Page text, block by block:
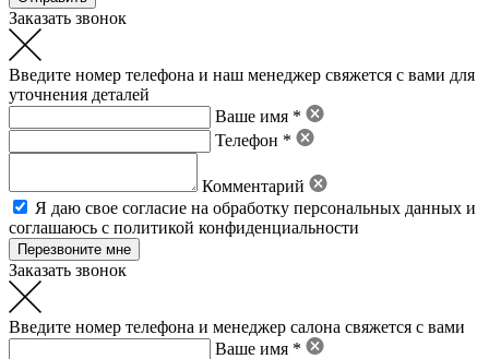
Заказать звонок
Введите номер телефона и наш менеджер свяжется с вами для
уточнения деталей
Ваше имя *
Телефон *
Комментарий
Я даю свое согласие на обработку персональных данных и
соглашаюсь с политикой конфиденциальности
Заказать звонок
Введите номер телефона и менеджер салона свяжется с вами
Ваше имя *